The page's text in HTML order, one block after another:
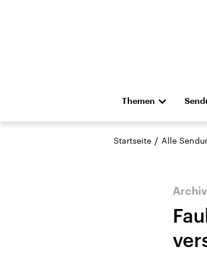
Themen
Die Nachrichten
Hörspiel und Feature
Landtagswahl
Startseite / Alle
Archiv